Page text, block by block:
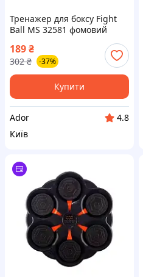
Тренажер для боксу Fight
Ball MS 32581 фомовий
189₴
302 ₴ -37%
Купити
Ador
4.8
Київ